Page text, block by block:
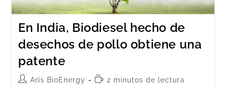
En India, Biodiesel hecho de
desechos de pollo obtiene una
patente
Aris BioEnergy 2 minutos de lectura